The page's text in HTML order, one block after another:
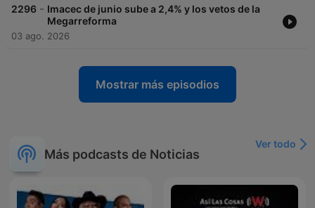
2296 - Imacec de junio sube a 2,4% y los vetos de la
Megarreforma
03 ago. 2026
Mostrar más episodios
Más podcasts de Noticias
Ver todo